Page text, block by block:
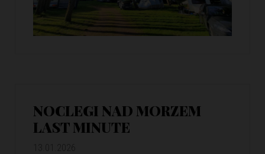
NOCLEGI NAD MORZEM
LAST MINUTE